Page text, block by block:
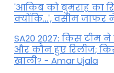
'आकिब को बुमराह का
क्योंकि...', वसीम जाफर
SA20 2027: किस टीम
और कौन हुए रिलीज;
खाली? - Amar Ujala